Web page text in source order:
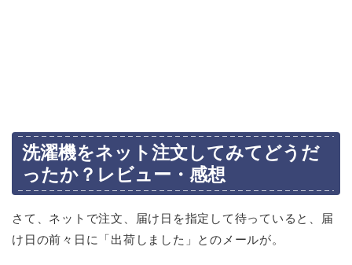
洗濯機をネット注文してみてどうだ
ったか？レビュー・感想
さて、ネットで注文、届け日を指定して待っていると、届
け日の前々日に「出荷しました」とのメールが。